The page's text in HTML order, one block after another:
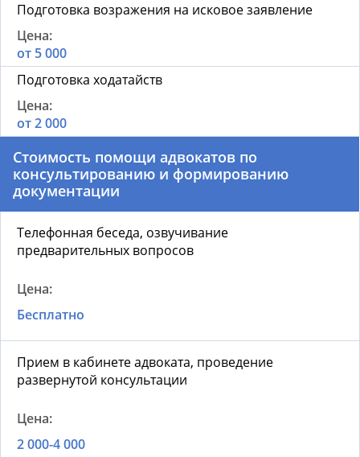
Подготовка возражения на исковое заявление
от 5 000
Подготовка ходатайств
от 2 000
Стоимость помощи адвокатов по
консультированию и формированию
документации
Телефонная беседа, озвучивание
предварительных вопросов
Бесплатно
Прием в кабинете адвоката, проведение
развернутой консультации
2 000-4 000